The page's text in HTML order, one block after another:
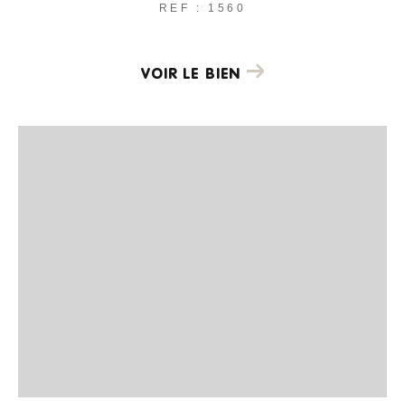
REF : 1560
VOIR LE BIEN